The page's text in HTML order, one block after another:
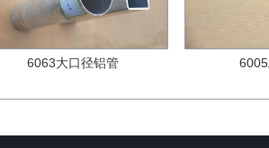
6063大口径铝管